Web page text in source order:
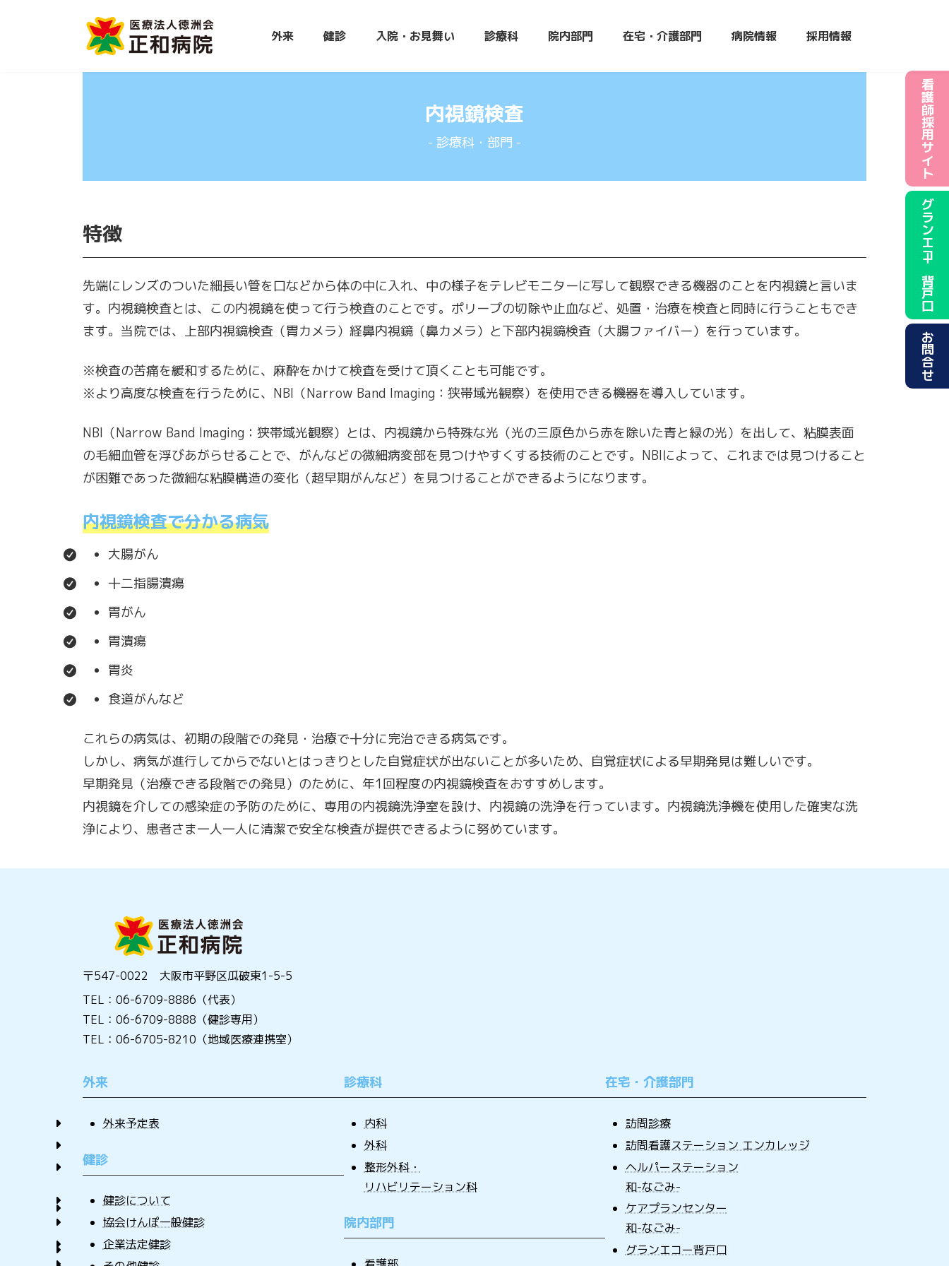
外来 健診 入院・お見舞い 診療科 院内部門 在宅・介護部門 病院情報 採用情報
内視鏡検査
- 診療科・部門 -
特徴
先端にレンズのついた細長い管を口などから体の中に入れ、中の様子をテレビモニターに写して観察できる機器のことを内視鏡と言いま
す。内視鏡検査とは、この内視鏡を使って行う検査のことです。ポリープの切除や止血など、処置・治療を検査と同時に行うこともでき
ます。当院では、上部内視鏡検査（胃カメラ）経鼻内視鏡（鼻カメラ）と下部内視鏡検査（大腸ファイバー）を行っています。
※検査の苦痛を緩和するために、麻酔をかけて検査を受けて頂くことも可能です。
※より高度な検査を行うために、NBI（Narrow Band Imaging：狭帯域光観察）を使用できる機器を導入しています。
NBI（Narrow Band Imaging：狭帯域光観察）とは、内視鏡から特殊な光（光の三原色から赤を除いた青と緑の光）を出して、粘膜表面
の毛細血管を浮びあがらせることで、がんなどの微細病変部を見つけやすくする技術のことです。NBIによって、これまでは見つけること
が困難であった微細な粘膜構造の変化（超早期がんなど）を見つけることができるようになります。
内視鏡検査で分かる病気
大腸がん
十二指腸潰瘍
胃がん
胃潰瘍
胃炎
食道がんなど
これらの病気は、初期の段階での発見・治療で十分に完治できる病気です。
しかし、病気が進行してからでないとはっきりとした自覚症状が出ないことが多いため、自覚症状による早期発見は難しいです。
早期発見（治療できる段階での発見）のために、年1回程度の内視鏡検査をおすすめします。
内視鏡を介しての感染症の予防のために、専用の内視鏡洗浄室を設け、内視鏡の洗浄を行っています。内視鏡洗浄機を使用した確実な洗
浄により、患者さま一人一人に清潔で安全な検査が提供できるように努めています。
看護師採用サイト
グランエコー背戸口
お問合せ
〒547-0022 大阪市平野区瓜破東1-5-5
TEL：06-6709-8886（代表）
TEL：06-6709-8888（健診専用）
TEL：06-6705-8210（地域医療連携室）
外来
外来予定表
健診
健診について
協会けんぽ一般健診
企業法定健診
診療科
内科
外科
整形外科・
リハビリテーション科
院内部門
在宅・介護部門
訪問診療
訪問看護ステーション エンカレッジ
ヘルパーステーション
和-なごみ-
ケアプランセンター
和-なごみ-
グランエコー背戸口